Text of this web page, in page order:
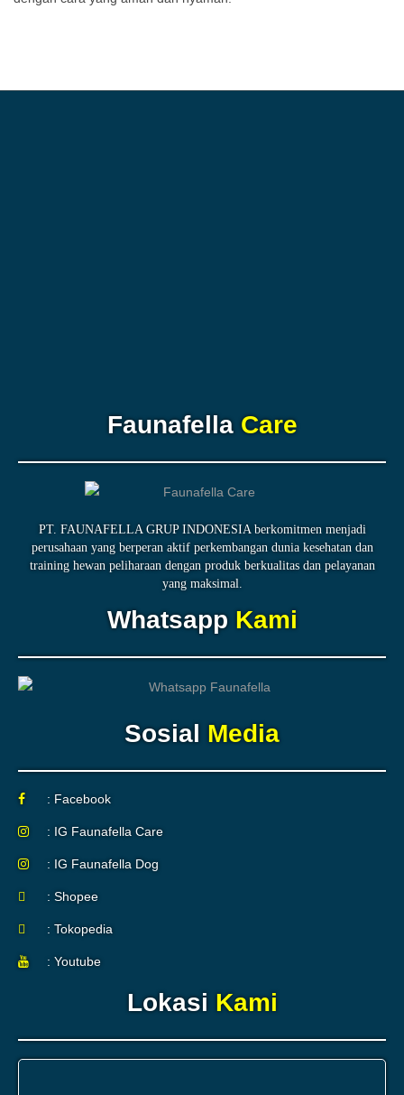
FaunafellaCare
PT. FAUNAFELLA GRUP INDONESIA berkomitmen menjadi
perusahaan yang berperan aktif perkembangan dunia kesehatan dan
training hewan peliharaan dengan produk berkualitas dan pelayanan
yang maksimal.
WhatsappKami
Sosial Media
: Facebook
: IG Faunafella Care
: IG Faunafella Dog
: Shopee
: Tokopedia
: Youtube
Lokasi Kami